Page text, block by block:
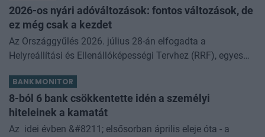
2026-os nyári adóváltozások: fontos változások, de
ez még csak a kezdet
Az Országgyűlés 2026. július 28-án elfogadta a
Helyreállítási és Ellenállóképességi Tervhez (RRF), egyes
kapcsolódó adóintézkedésekről, v
BANKMONITOR
8-ból 6 bank csökkentette idén a személyi
hiteleinek a kamatát
Az idei évben &#8211; elsősorban április eleje óta - a